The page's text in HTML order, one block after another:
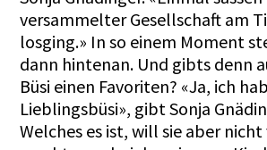
versammelter Gesellschaft am
losging.» In so einem Moment
dann hintenan. Und gibts denn
Büsi einen Favoriten? «Ja, ich
Lieblingsbüsi», gibt Sonja
Welches es ist, will sie aber